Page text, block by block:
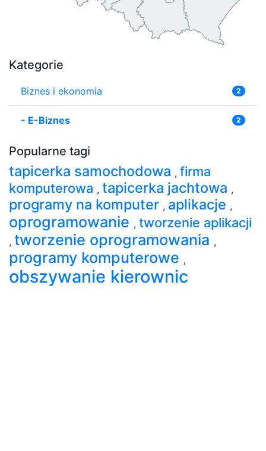
Kategorie
Biznes i ekonomia 2
- E-Biznes 2
Popularne tagi
tapicerka samochodowa , firma
komputerowa , tapicerka jachtowa ,
programy na komputer , aplikacje ,
oprogramowanie , tworzenie aplikacji
, tworzenie oprogramowania ,
programy komputerowe ,
obszywanie kierownic